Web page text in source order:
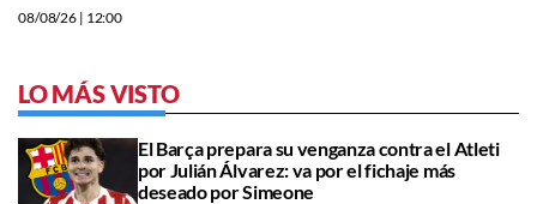
08/08/26 | 12:00
LO MÁS VISTO
El Barça prepara su venganza contra el Atleti
por Julián Álvarez: va por el fichaje más
deseado por Simeone